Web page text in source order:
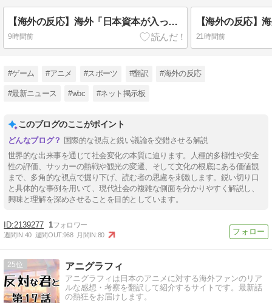
【海外の反応】海外「日本資本が入った瞬間、魔法がかかったｗ」豪州のセブンイレブンが”日本化”して劇的進化！「おにぎりとたまごサンドが食べられるなんて……」
9時間前 21時間前
#ゲーム #アニメ #スポーツ #翻訳 #海外の反応
#最新ニュース #wbc #ネット掲示板
このブログのここがポイント
国際的な視点と鋭い議論を交錯させる解説
世界的な出来事を通じて社会変化の本質に迫ります。人種的多様性や安全
性の評価、サッカーの熱戦や観光の変遷、そして文化の根底にある価値観
まで、多角的な視点で掘り下げ、読む者の思慮を刺激します。鋭い切り口
と具体的な事例を用いて、現代社会の複雑な側面を分かりやすく解説し、
興味と理解を深めさせることを目的としています。
2139277 1
週間IN:40 週間OUT:968 月間IN:80
25 アニグラフィ
アニグラフィは日本のアニメに対する海外ファンのリア
ルな感想・考察を翻訳して紹介するサイトです。最新話
の熱狂をお届けします。